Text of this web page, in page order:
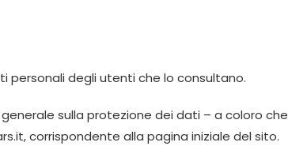
degli utenti che lo consultano.
generale sulla protezione dei dati – a coloro che
corrispondente alla pagina iniziale del sito.